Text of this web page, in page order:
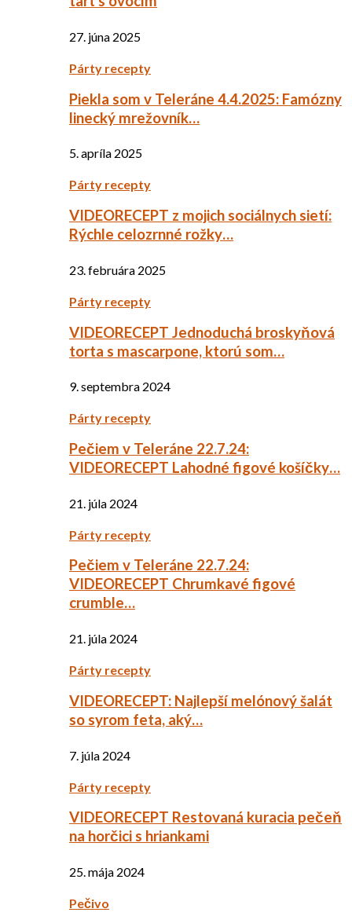
27. júna 2025
Párty recepty
Piekla som v Teleráne 4.4.2025: Famózny
linecký mrežovník…
5. apríla 2025
Párty recepty
VIDEORECEPT z mojich sociálnych sietí:
Rýchle celozrnné rožky…
23. februára 2025
Párty recepty
VIDEORECEPT Jednoduchá broskyňová
torta s mascarpone, ktorú som…
9. septembra 2024
Párty recepty
Pečiem v Teleráne 22.7.24:
VIDEORECEPT Lahodné figové košíčky…
21. júla 2024
Párty recepty
Pečiem v Teleráne 22.7.24:
VIDEORECEPT Chrumkavé figové
crumble…
21. júla 2024
Párty recepty
VIDEORECEPT: Najlepší melónový šalát
so syrom feta, aký…
7. júla 2024
Párty recepty
VIDEORECEPT Restovaná kuracia pečeň
na horčici s hriankami
25. mája 2024
Pečivo